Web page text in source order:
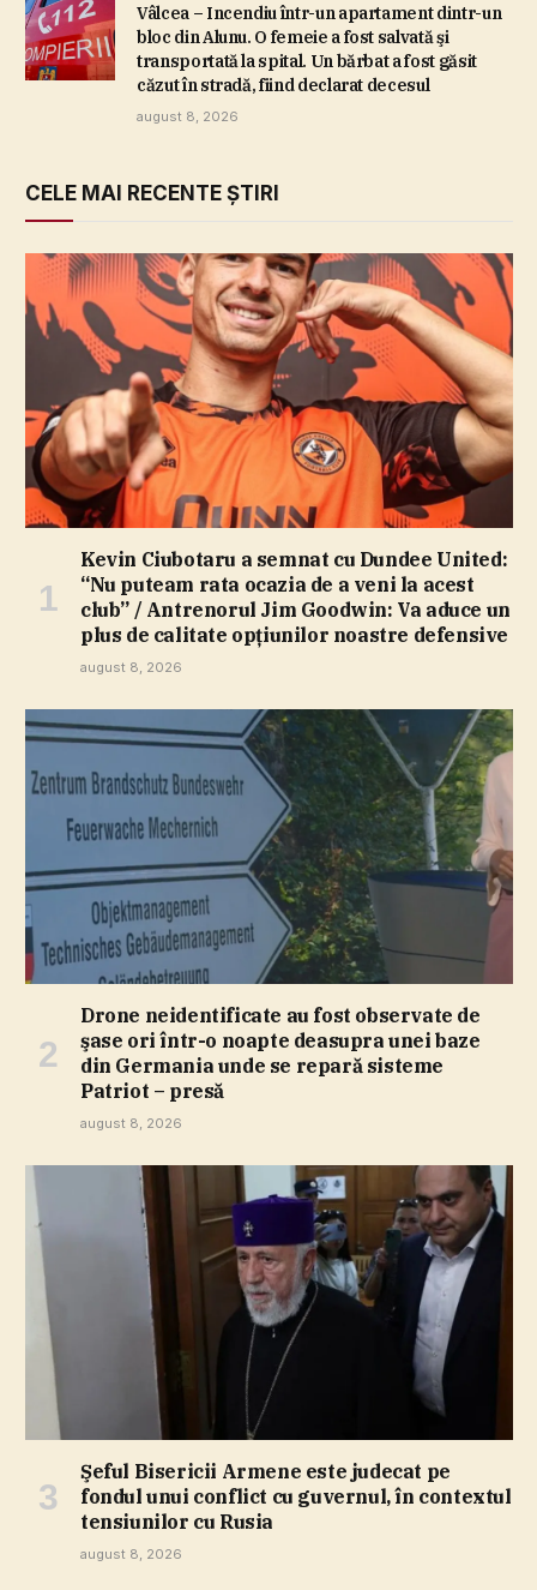
Vâlcea – Incendiu într-un apartament dintr-un
bloc din Alunu. O femeie a fost salvată şi
transportată la spital. Un bărbat a fost găsit
căzut în stradă, fiind declarat decesul
august 8, 2026
CELE MAI RECENTE ȘTIRI
Kevin Ciubotaru a semnat cu Dundee United:
“Nu puteam rata ocazia de a veni la acest
club” / Antrenorul Jim Goodwin: Va aduce un
plus de calitate opţiunilor noastre defensive
august 8, 2026
Drone neidentificate au fost observate de
şase ori într-o noapte deasupra unei baze
din Germania unde se repară sisteme
Patriot – presă
august 8, 2026
Şeful Bisericii Armene este judecat pe
fondul unui conflict cu guvernul, în contextul
tensiunilor cu Rusia
august 8, 2026